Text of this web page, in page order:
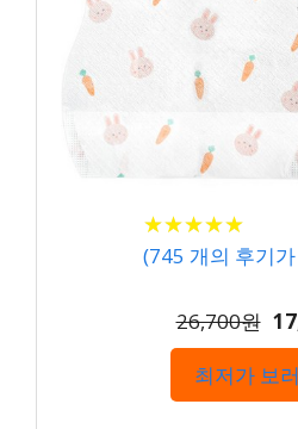
★★★★★
★★★★★
(745 개의 후기
26,700원
최저가 보